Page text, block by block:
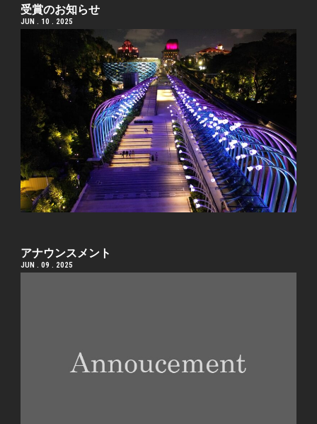
受賞のお知らせ
JUN . 10 . 2025
アナウンスメント
JUN . 09 . 2025